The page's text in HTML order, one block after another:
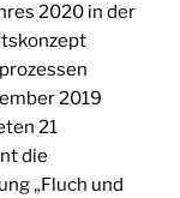
2020 in der
2019
21
die
„Fluch und